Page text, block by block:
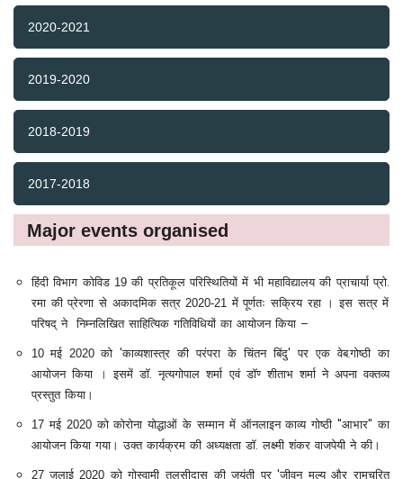
2020-2021
2019-2020
2018-2019
2017-2018
Major events organised
हिंदी विभाग कोविड 19 की प्रतिकूल परिस्थितियों में भी महाविद्यालय की प्राचार्या प्रो.
रमा की प्रेरणा से अकादमिक सत्र 2020-21 में पूर्णतः सक्रिय रहा । इस सत्र में
परिषद् ने निम्नलिखित साहित्यिक गतिविधियों का आयोजन किया –
10मई 2020को 'काव्यशास्त्र की परंपरा के चिंतन बिंदु' पर एक वेब-गोष्ठी का
आयोजन किया । इसमें डॉ. नृत्यगोपाल शर्मा एवं डॉ. शीताभ शर्मा ने अपना वक्तव्य
प्रस्तुत किया।
17 मई 2020को कोरोना योद्धाओं के सम्मान में ऑनलाइन काव्य गोष्ठी"आभार" का
आयोजन किया गया। उक्त कार्यक्रम की अध्यक्षता डॉ. लक्ष्मी शंकर वाजपेयी ने की।
27जुलाई2020 को गोस्वामी तुलसीदास की जयंती पर'जीवन मूल्य और रामचरित